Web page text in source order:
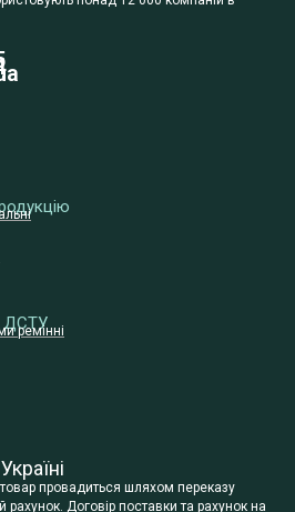
ДСТУ
ремінні
провадиться шляхом переказу
рахунок. Договір поставки та рахунок на